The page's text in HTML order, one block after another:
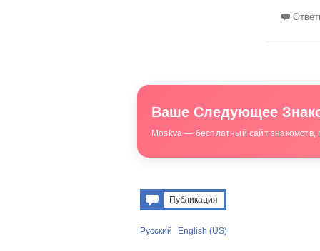
Ваше Следующее
Moskva — бесплатный сайт
Публикация
Русский English (US)